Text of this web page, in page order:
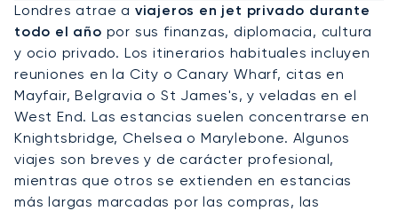
Londres atrae a viajeros en jet privado durante
todo el año por sus finanzas, diplomacia, cultura
y ocio privado. Los itinerarios habituales incluyen
reuniones en la City o Canary Wharf, citas en
Mayfair, Belgravia o St James's, y veladas en el
West End. Las estancias suelen concentrarse en
Knightsbridge, Chelsea o Marylebone. Algunos
viajes son breves y de carácter profesional,
mientras que otros se extienden en estancias
más largas marcadas por las compras, las